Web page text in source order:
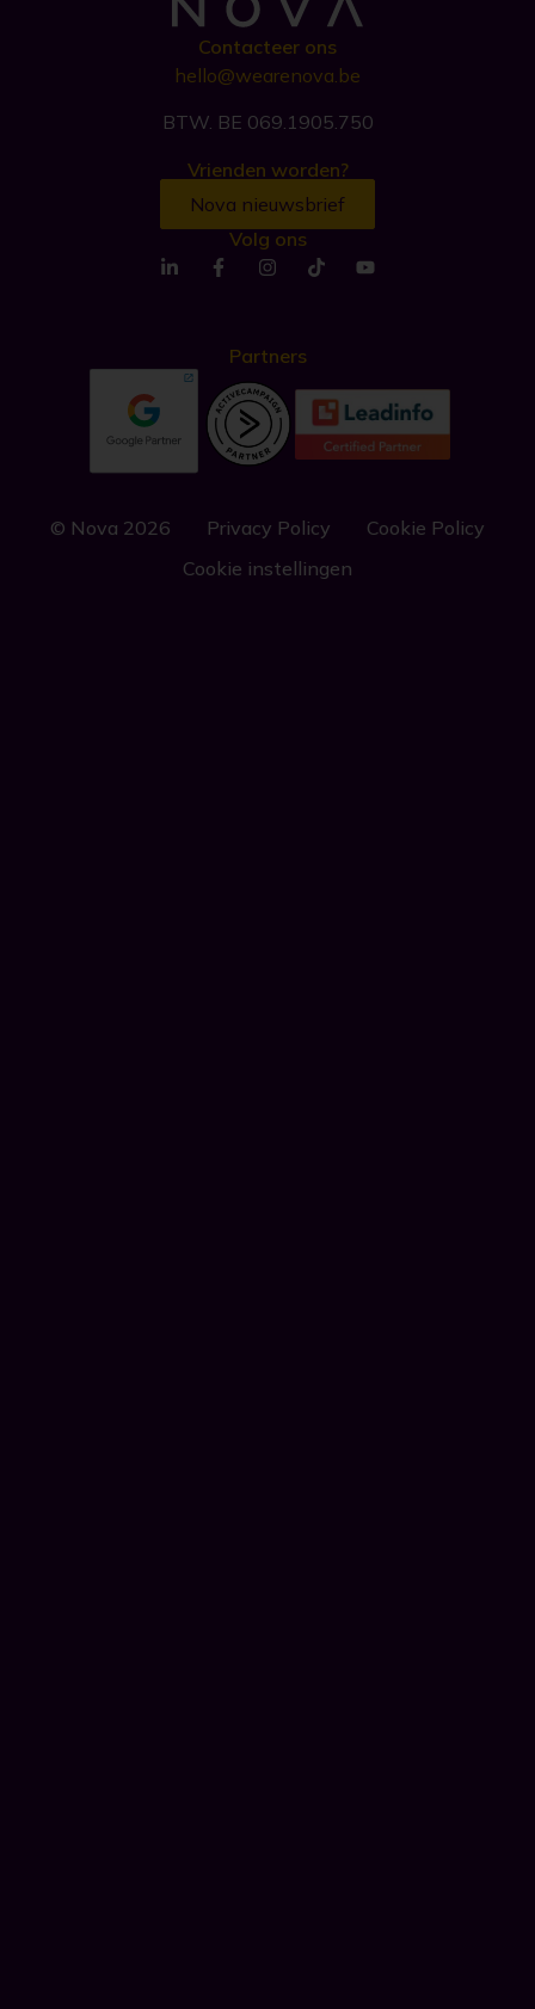
Contacteer ons
hello@wearenova.be
BTW. BE 069.1905.750
Vrienden worden?
Nova nieuwsbrief
Volg ons
Partners
© Nova 2026 Privacy Policy
Cookie Policy
Cookie instellingen